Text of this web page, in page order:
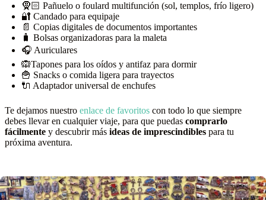
🧕🏻 Pañuelo o foulard multifunción (sol, templos, frío ligero)
🔐 Candado para equipaje
📄 Copias digitales de documentos importantes
🧳 Bolsas organizadoras para la maleta
🎧 Auriculares
🙉Tapones para los oídos y antifaz para dormir
🍟 Snacks o comida ligera para trayectos
🔌 Adaptador universal de enchufes
Te dejamos nuestro enlace de favoritos con todo lo que siempre
debes llevar en cualquier viaje, para que puedas comprarlo
fácilmente y descubrir más ideas de imprescindibles para tu
próxima aventura.